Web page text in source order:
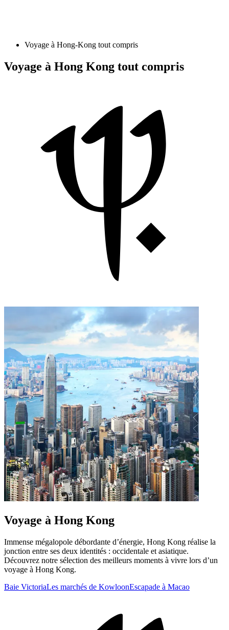
Voyage à Hong-Kong tout compris
Voyage à Hong Kong tout compris
Voyage à Hong Kong
Immense mégalopole débordante d’énergie, Hong Kong réalise la
jonction entre ses deux identités : occidentale et asiatique.
Découvrez notre sélection des meilleurs moments à vivre lors d’un
voyage à Hong Kong.
Baie VictoriaLes marchés de KowloonEscapade à Macao